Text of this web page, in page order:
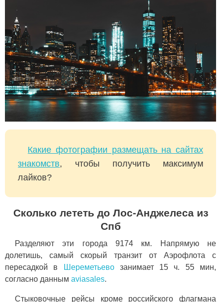
Какие фотографии размещать на сайтах
знакомств, чтобы получить максимум
лайков?
Сколько лететь до Лос-Анджелеса из
Спб
Разделяют эти города 9174 км. Напрямую не
долетишь, самый скорый транзит от Аэрофлота с
пересадкой в
Шереметьевозанимает 15 ч. 55 мин,
согласно данным aviasales.
Стыковочные рейсы кроме российского флагмана